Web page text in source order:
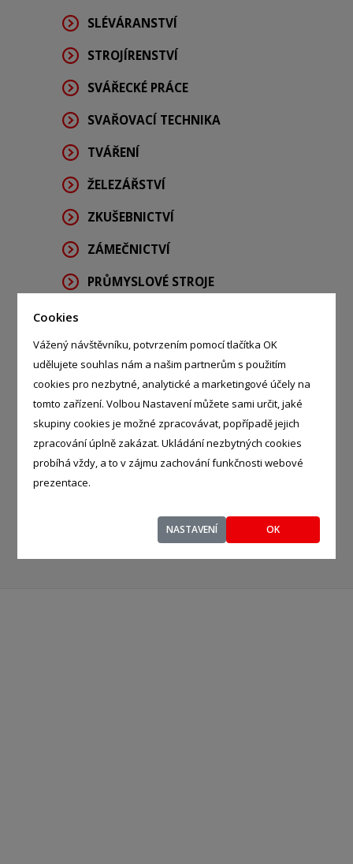
Cookies
Vážený návštěvníku, potvrzením pomocí tlačítka OK
udělujete souhlas nám a našim partnerům s použitím
cookies pro nezbytné, analytické a marketingové účely na
tomto zařízení. Volbou Nastavení můžete sami určit, jaké
skupiny cookies je možné zpracovávat, popřípadě jejich
zpracování úplně zakázat. Ukládání nezbytných cookies
probíhá vždy, a to v zájmu zachování funkčnosti webové
prezentace.
NASTAVENÍ OK
SLÉVÁRANSTVÍ
STROJÍRENSTVÍ
SVÁŘECKÉ PRÁCE
SVAŘOVACÍ TECHNIKA
TVÁŘENÍ
ŽELEZÁŘSTVÍ
ZKUŠEBNICTVÍ
ZÁMEČNICTVÍ
PRŮMYSLOVÉ STROJE
TURBÍNY
CHLADÍCÍ ZAŘÍZENÍ A STROJE
LISY A LISOVACÍ NÁSTROJE
DRTÍCÍ STROJE
KOVOVÝROBA